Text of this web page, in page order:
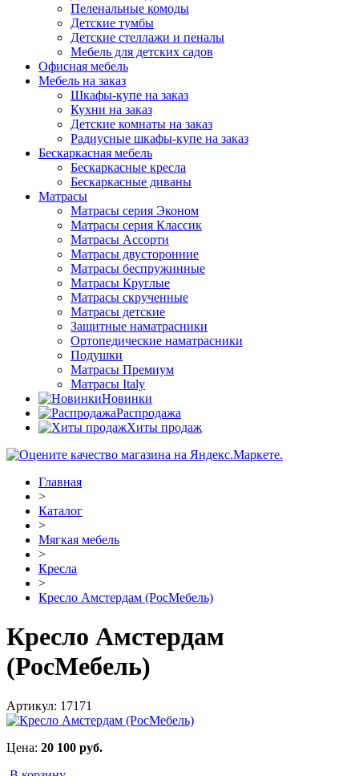
Пеленальные комоды
Детские тумбы
Детские стеллажи и пеналы
Мебель для детских садов
Офисная мебель
Мебель на заказ
Шкафы-купе на заказ
Кухни на заказ
Детские комнаты на заказ
Радиусные шкафы-купе на заказ
Бескаркасная мебель
Бескаркасные кресла
Бескаркасные диваны
Матрасы
Матрасы серия Эконом
Матрасы серия Классик
Матрасы Ассорти
Матрасы двусторонние
Матрасы беспружинные
Матрасы Круглые
Матрасы скрученные
Матрасы детские
Защитные наматрасники
Ортопедические наматрасники
Подушки
Матрасы Премиум
Матрасы Italy
Новинки
Распродажа
Хиты продаж
Главная
>
Каталог
>
Мягкая мебель
>
Кресла
>
Кресло Амстердам (РосМебель)
Кресло Амстердам
(РосМебель)
Артикул: 17171
Цена: 20 100 руб.